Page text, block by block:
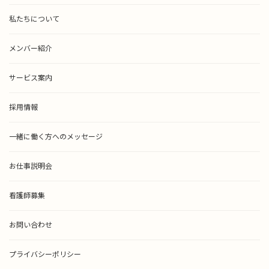
私たちについて
メンバー紹介
サービス案内
採用情報
一緒に働く方へのメッセージ
お仕事説明会
看護師募集
お問い合わせ
プライバシーポリシー